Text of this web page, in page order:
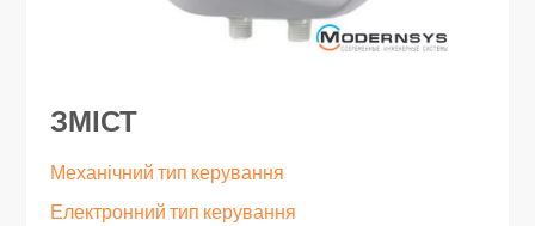
ЗМІСТ
Механічний тип керування
Електронний тип керування